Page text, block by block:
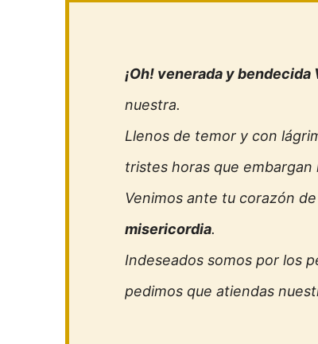
¡Oh! venerada y bendecida
nuestra.
Llenos de temor y con
tristes horas que embargan
Venimos ante tu corazón
misericordia.
Indeseados somos por los
pedimos que atiendas